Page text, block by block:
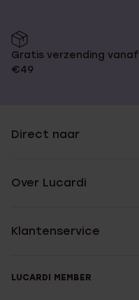
Gratis verzending vanaf
€49
Direct naar
Over Lucardi
Klantenservice
LUCARDI MEMBER